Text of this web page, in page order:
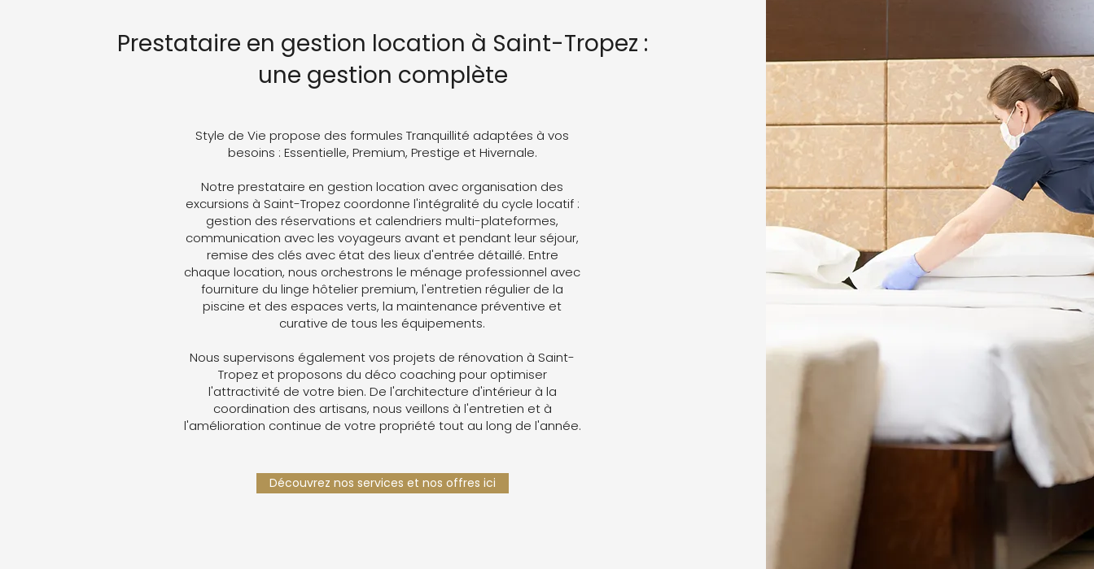
Prestataire en gestion location à Saint-Tropez :
une gestion complète
Style de Vie propose des formules Tranquillité adaptées à vos
besoins : Essentielle, Premium, Prestige et Hivernale.
Notre prestataire en gestion location avec organisation des
excursions à Saint-Tropez coordonne l'intégralité du cycle locatif :
gestion des réservations et calendriers multi-plateformes,
communication avec les voyageurs avant et pendant leur séjour,
remise des clés avec état des lieux d'entrée détaillé. Entre
chaque location, nous orchestrons le ménage professionnel avec
fourniture du linge hôtelier premium, l'entretien régulier de la
piscine et des espaces verts, la maintenance préventive et
curative de tous les équipements.
Nous supervisons également vos projets de rénovation à Saint-
Tropez et proposons du déco coaching pour optimiser
l'attractivité de votre bien. De l'architecture d'intérieur à la
coordination des artisans, nous veillons à l'entretien et à
l'amélioration continue de votre propriété tout au long de l'année.
Découvrez nos services et nos offres ici